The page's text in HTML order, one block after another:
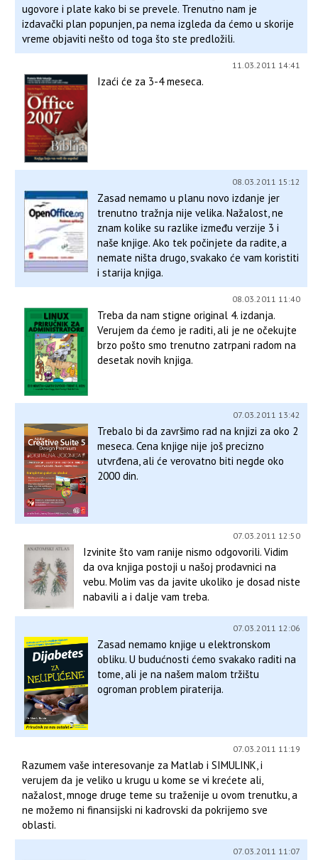
ugovore i plate kako bi se prevele. Trenutno nam je
izdavački plan popunjen, pa nema izgleda da ćemo u skorije
vreme objaviti nešto od toga što ste predložili.
11.03.2011 14:41
Izaći će za 3-4 meseca.
08.03.2011 15:12
Zasad nemamo u planu novo izdanje jer
trenutno tražnja nije velika. Nažalost, ne
znam kolike su razlike između verzije 3 i
naše knjige. Ako tek počinjete da radite, a
nemate ništa drugo, svakako će vam koristiti
i starija knjiga.
08.03.2011 11:40
Treba da nam stigne original 4. izdanja.
Verujem da ćemo je raditi, ali je ne očekujte
brzo pošto smo trenutno zatrpani radom na
desetak novih knjiga.
07.03.2011 13:42
Trebalo bi da završimo rad na knjizi za oko 2
meseca. Cena knjige nije još precizno
utvrđena, ali će verovatno biti negde oko
2000 din.
07.03.2011 12:50
Izvinite što vam ranije nismo odgovorili. Vidim
da ova knjiga postoji u našoj prodavnici na
vebu. Molim vas da javite ukoliko je dosad niste
nabavili a i dalje vam treba.
07.03.2011 12:06
Zasad nemamo knjige u elektronskom
obliku. U budućnosti ćemo svakako raditi na
tome, ali je na našem malom tržištu
ogroman problem piraterija.
07.03.2011 11:19
Razumem vaše interesovanje za Matlab i SIMULINK, i
verujem da je veliko u krugu u kome se vi krećete ali,
nažalost, mnoge druge teme su traženije u ovom trenutku, a
ne možemo ni finansijski ni kadrovski da pokrijemo sve
oblasti.
07.03.2011 11:07